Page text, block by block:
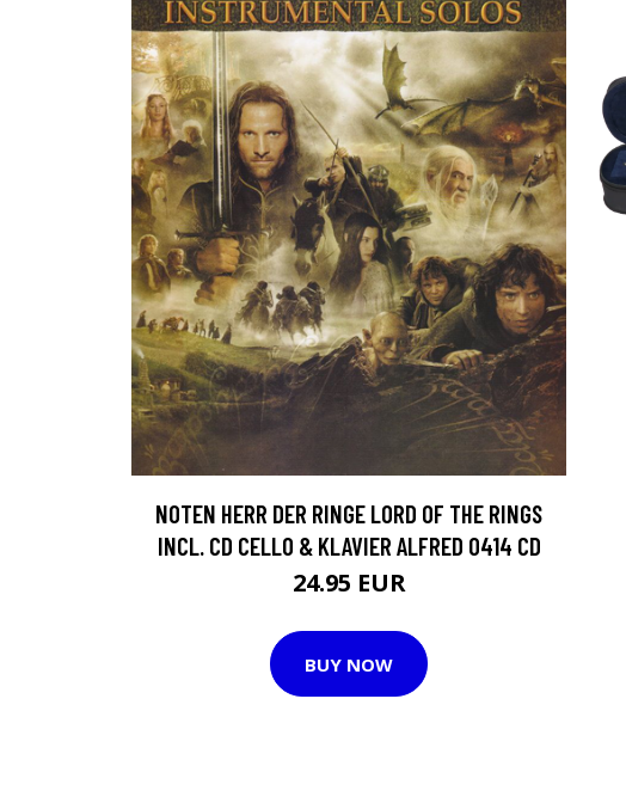
NOTEN HERR DER RINGE LORD OF THE RINGS
INCL. CD CELLO & KLAVIER ALFRED 0414 CD
24.95 EUR
BUY NOW